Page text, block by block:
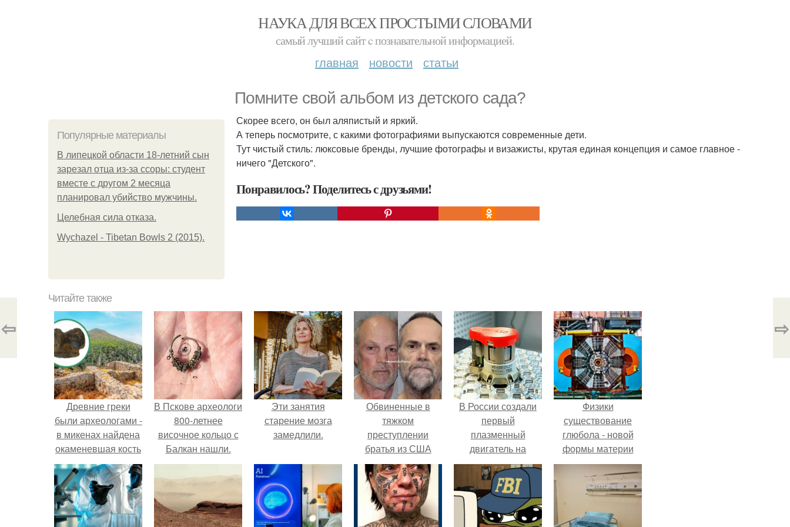
НАУКА ДЛЯ ВСЕХ ПРОСТЫМИ СЛОВАМИ
самый лучший сайт c познавательной информацией.
главная новости статьи
Помните свой альбом из детского сада?
Популярные материалы
В липецкой области 18-летний сын
зарезал отца из-за ссоры: студент
вместе с другом 2 месяца
планировал убийство мужчины.
Целебная сила отказа.
Wychazel - Tibetan Bowls 2 (2015).
Скорее всего, он был аляпистый и яркий.
А теперь посмотрите, с какими фотографиями выпускаются современные дети.
Тут чистый стиль: люксовые бренды, лучшие фотографы и визажисты, крутая единая концепция и самое главное -
ничего "Детского".
Понравилось? Поделитесь с друзьями!
⇦ ⇨
Читайте также
Древние греки
были археологами -
в микенах найдена
окаменевшая кость
вымершего вида
Stephanorhinus,
которые вымерли
задолго до греков.
В Пскове археологи
800-летнее
височное кольцо с
Балкан нашли.
Эти занятия
старение мозга
замедлили.
Обвиненные в
тяжком
преступлении
братья из США
были оправданы
спустя 24 года.
В России создали
первый
плазменный
двигатель на
криптоне.
Физики
существование
глюбола - новой
формы материи
подтвердили.